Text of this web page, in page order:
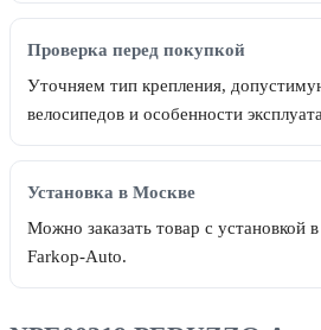
Проверка перед покупкой
Уточняем тип крепления,
велосипедов и особенности
Установка в Москве
Можно заказать товар с установкой
Farkop-Auto.